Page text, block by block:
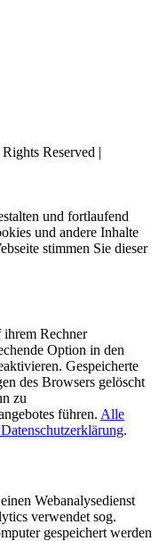
Reserved |
und fortlaufend
und andere Inhalte
stimmen Sie dieser
ihrem Rechner
Option in den
Gespeicherte
des Browsers gelöscht
zu
führen. Alle
.
Webanalysedienst
verwendet sog.
gespeichert werden